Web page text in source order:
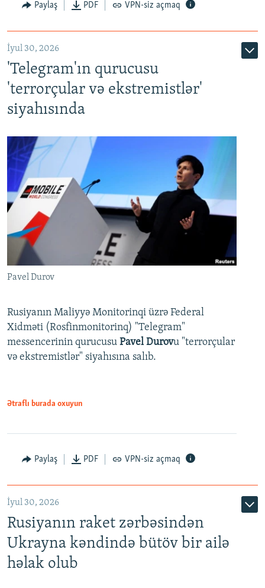
Paylaş PDF VPN-siz açmaq
İyul 30, 2026
'Telegram'ın qurucusu
'terrorçular və ekstremistlər'
siyahısında
Pavel Durov
Rusiyanın Maliyyə Monitorinqi üzrə Federal
Xidməti (Rosfinmonitorinq) "Telegram"
messencerinin qurucusu Pavel Durovu "terrorçular
və ekstremistlər" siyahısına salıb.
Ətraflı burada oxuyun
Paylaş PDF VPN-siz açmaq
İyul 30, 2026
Rusiyanın raket zərbəsindən
Ukrayna kəndində bütöv bir ailə
həlak olub